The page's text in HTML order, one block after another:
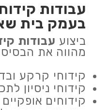
עבודות
בעמק בית
ביצוע עבודות
מהווה את
קידוחי קרקע
קידוחי ניסיון
קידוחים